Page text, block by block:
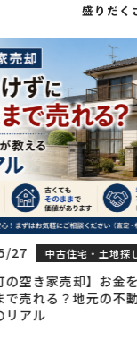
盛りだく
ずに現
が教え
2026/03/
23
【1500万
ど土地探